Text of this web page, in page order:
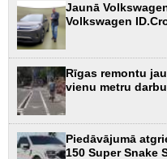
Jaunā
Volkswagen
Rīgas remontu
vienu metru
Piedāvājumā
150 Super Snake